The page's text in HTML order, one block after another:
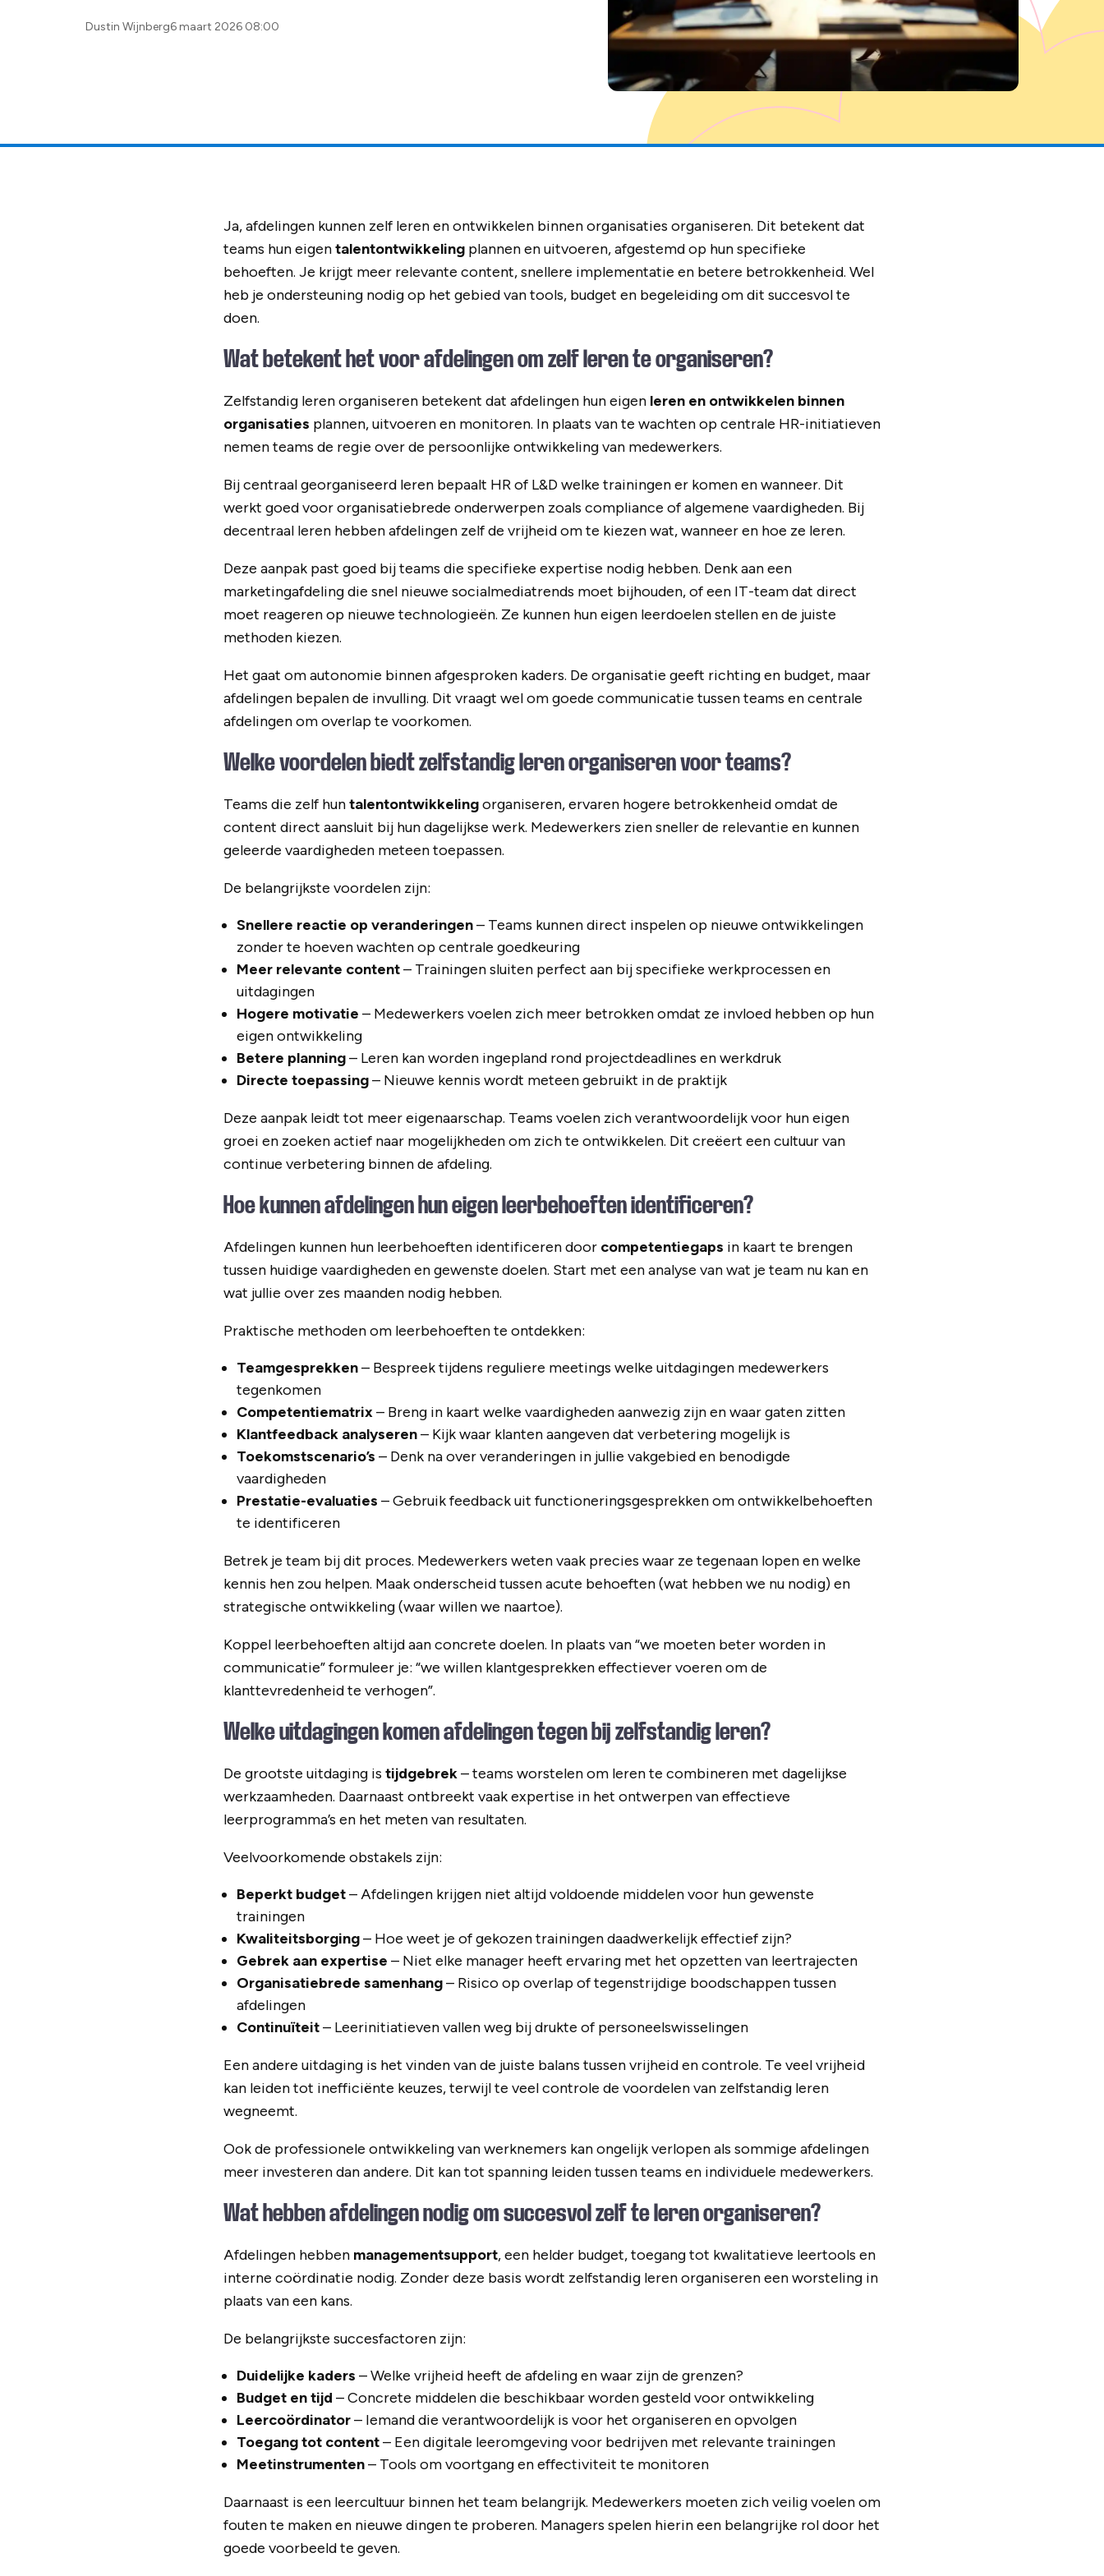
Posted
Dustin Wijnberg6 maart 2026 08:00
Ja, afdelingen kunnen zelf leren en ontwikkelen binnen organisaties organiseren. Dit betekent dat
teams hun eigentalentontwikkeling plannen en uitvoeren, afgestemd op hun specifieke
behoeften. Je krijgt meer relevante content, snellere implementatie en betere betrokkenheid. Wel
heb je ondersteuning nodig op het gebied van tools, budget en begeleiding om dit succesvol te
doen.
Wat betekent het voor afdelingen om zelf leren te organiseren?
Zelfstandig leren organiseren betekent dat afdelingen hun eigen leren en ontwikkelen binnen
organisaties plannen, uitvoeren en monitoren. In plaats van te wachten op centrale HR-initiatieven
nemen teams de regie over de persoonlijke ontwikkeling van medewerkers.
Bij centraal georganiseerd leren bepaalt HR of L&D welke trainingen er komen en wanneer. Dit
werkt goed voor organisatiebrede onderwerpen zoals compliance of algemene vaardigheden. Bij
decentraal leren hebben afdelingen zelf de vrijheid om te kiezen wat, wanneer en hoe ze leren.
Deze aanpak past goed bij teams die specifieke expertise nodig hebben. Denk aan een
marketingafdeling die snel nieuwe socialmediatrends moet bijhouden, of een IT-team dat direct
moet reageren op nieuwe technologieën. Ze kunnen hun eigen leerdoelen stellen en de juiste
methoden kiezen.
Het gaat om autonomie binnen afgesproken kaders. De organisatie geeft richting en budget, maar
afdelingen bepalen de invulling. Dit vraagt wel om goede communicatie tussen teams en centrale
afdelingen om overlap te voorkomen.
Welke voordelen biedt zelfstandig leren organiseren voor teams?
Teams die zelf huntalentontwikkelingorganiseren, ervaren hogere betrokkenheid omdat de
content direct aansluit bij hun dagelijkse werk. Medewerkers zien sneller de relevantie en kunnen
geleerde vaardigheden meteen toepassen.
De belangrijkste voordelen zijn:
Snellere reactie op veranderingen– Teams kunnen direct inspelen op nieuwe ontwikkelingen
zonder te hoeven wachten op centrale goedkeuring
Meer relevante content– Trainingen sluiten perfect aan bij specifieke werkprocessen en
uitdagingen
Hogere motivatie – Medewerkers voelen zich meer betrokken omdat ze invloed hebben op hun
eigen ontwikkeling
Betere planning– Leren kan worden ingepland rond projectdeadlines en werkdruk
Directe toepassing– Nieuwe kennis wordt meteen gebruikt in de praktijk
Deze aanpak leidt tot meer eigenaarschap. Teams voelen zich verantwoordelijk voor hun eigen
groei en zoeken actief naar mogelijkheden om zich te ontwikkelen. Dit creëert een cultuur van
continue verbetering binnen de afdeling.
Hoe kunnen afdelingen hun eigen leerbehoeften identificeren?
Afdelingen kunnen hun leerbehoeften identificeren door competentiegaps in kaart te brengen
tussen huidige vaardigheden en gewenste doelen. Start met een analyse van wat je team nu kan en
wat jullie over zes maanden nodig hebben.
Praktische methoden om leerbehoeften te ontdekken:
Teamgesprekken– Bespreek tijdens reguliere meetings welke uitdagingen medewerkers
tegenkomen
Competentiematrix– Breng in kaart welke vaardigheden aanwezig zijn en waar gaten zitten
Klantfeedback analyseren– Kijk waar klanten aangeven dat verbetering mogelijk is
Toekomstscenario’s – Denk na over veranderingen in jullie vakgebied en benodigde
vaardigheden
Prestatie-evaluaties – Gebruik feedback uit functioneringsgesprekken om ontwikkelbehoeften
te identificeren
Betrek je team bij dit proces. Medewerkers weten vaak precies waar ze tegenaan lopen en welke
kennis hen zou helpen. Maak onderscheid tussen acute behoeften (wat hebben we nu nodig) en
strategische ontwikkeling (waar willen we naartoe).
Koppel leerbehoeften altijd aan concrete doelen. In plaats van “we moeten beter worden in
communicatie” formuleer je: “we willen klantgesprekken effectiever voeren om de
klanttevredenheid te verhogen”.
Welke uitdagingen komen afdelingen tegen bij zelfstandig leren?
De grootste uitdaging is tijdgebrek– teams worstelen om leren te combineren met dagelijkse
werkzaamheden. Daarnaast ontbreekt vaak expertise in het ontwerpen van effectieve
leerprogramma’s en het meten van resultaten.
Veelvoorkomende obstakels zijn:
Beperkt budget– Afdelingen krijgen niet altijd voldoende middelen voor hun gewenste
trainingen
Kwaliteitsborging– Hoe weet je of gekozen trainingen daadwerkelijk effectief zijn?
Gebrek aan expertise – Niet elke manager heeft ervaring met het opzetten van leertrajecten
Organisatiebrede samenhang– Risico op overlap of tegenstrijdige boodschappen tussen
afdelingen
Continuïteit– Leerinitiatieven vallen weg bij drukte of personeelswisselingen
Een andere uitdaging is het vinden van de juiste balans tussen vrijheid en controle. Te veel vrijheid
kan leiden tot inefficiënte keuzes, terwijl te veel controle de voordelen van zelfstandig leren
wegneemt.
Ook de professionele ontwikkeling van werknemers kan ongelijk verlopen als sommige afdelingen
meer investeren dan andere. Dit kan tot spanning leiden tussen teams en individuele medewerkers.
Wat hebben afdelingen nodig om succesvol zelf te leren organiseren?
Afdelingen hebben managementsupport, een helder budget, toegang tot kwalitatieve leertools en
interne coördinatie nodig. Zonder deze basis wordt zelfstandig leren organiseren een worsteling in
plaats van een kans.
De belangrijkste succesfactoren zijn:
Duidelijke kaders – Welke vrijheid heeft de afdeling en waar zijn de grenzen?
Budget en tijd – Concrete middelen die beschikbaar worden gesteld voor ontwikkeling
Leercoördinator– Iemand die verantwoordelijk is voor het organiseren en opvolgen
Toegang tot content– Een digitale leeromgeving voor bedrijven met relevante trainingen
Meetinstrumenten– Tools om voortgang en effectiviteit te monitoren
Daarnaast is een leercultuur binnen het team belangrijk. Medewerkers moeten zich veilig voelen om
fouten te maken en nieuwe dingen te proberen. Managers spelen hierin een belangrijke rol door het
goede voorbeeld te geven.